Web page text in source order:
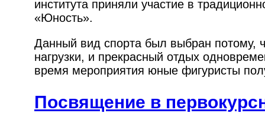
института приняли участие в
«Юность».
Данный вид спорта был выбран потому,
нагрузки, и прекрасный отдых
время мероприятия юные фигуристы
Посвящение в